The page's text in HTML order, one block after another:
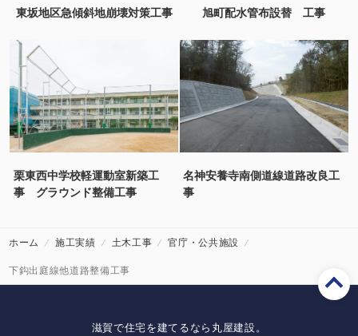
東坂地区急傾斜地崩壊対策工事 旭町配水管布設替 工事
栗東西中学校軽運動室新築工
事 グラウンド整備工事
名神安養寺南側道線道路改良工
事
ホーム 施工実績 土木工事 官庁・公共施設
下鈎出庭線他道路整備工事
滋賀で住宅を建てるなら丸屋建設。